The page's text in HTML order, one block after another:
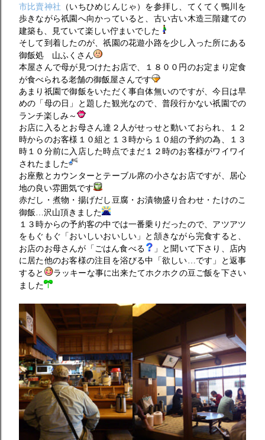
市比賣神社 （いちひめじんじゃ）を参拝し、てくてく鴨川を
歩きながら祇園へ向かっていると、古い古い木造三階建ての
建築も、見ていて楽しい佇まいでした
そして到着したのが、祇園の花遊小路を少し入った所にある
御飯処 山ふくさん
本屋さんで母が見つけたお店で、１８００円のお定まり定食
が食べられる老舗の御飯屋さんです
あまり祇園で御飯をいただく事自体無いのですが、今日は早
めの「母の日」と題した観光なので、普段行かない祇園での
ランチ楽しみ～
お店に入るとお母さん達２人がせっせと動いておられ、１２
時からのお客様１０組と１３時から１０組の予約の為、１３
時１０分前に入店した時点でまだ１２時のお客様がワイワイ
されたました
お座敷とカウンターとテーブル席の小さなお店ですが、居心
地の良い雰囲気です
赤だし・煮物・揚げだし豆腐・お漬物盛り合わせ・たけのこ
御飯…沢山頂きました
１３時からの予約客の中では一番乗りだったので、アツアツ
をもぐもぐ「おいしいおいしい」と頷きながら完食すると、
お店のお母さんが「ごはん食べる
」と聞いて下さり、店内
に居た他のお客様の注目を浴びる中「欲しい…です」と返事
すると
ラッキーな事に出来たてホクホクの豆ご飯を下さい
ました